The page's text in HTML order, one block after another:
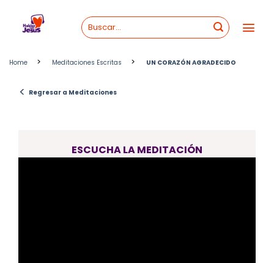
content
Home > Meditaciones Escritas > UN CORAZÓN AGRADECIDO
< Regresar a Meditaciones
ESCUCHA LA MEDITACIÓN